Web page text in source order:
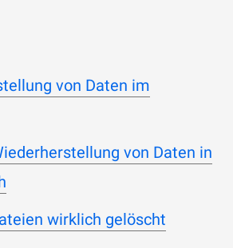
von Daten im
von Daten in
wirklich gelöscht